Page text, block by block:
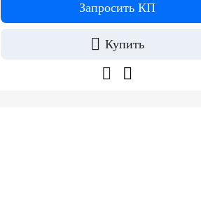
Запросить КП
Купить